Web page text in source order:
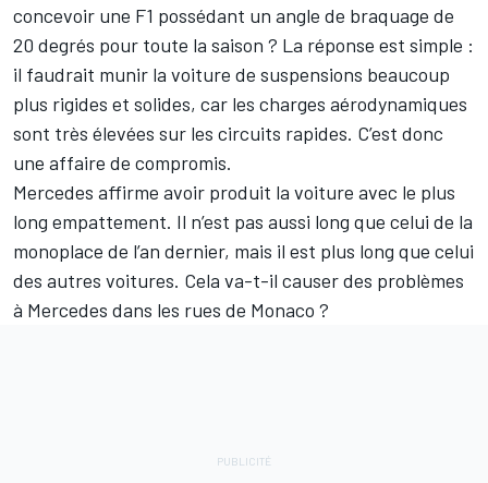
concevoir une F1 possédant un angle de braquage de
20 degrés pour toute la saison ? La réponse est simple :
il faudrait munir la voiture de suspensions beaucoup
plus rigides et solides, car les charges aérodynamiques
sont très élevées sur les circuits rapides. C’est donc
une affaire de compromis.
Mercedes affirme avoir produit la voiture avec le plus
long empattement. Il n’est pas aussi long que celui de la
monoplace de l’an dernier, mais il est plus long que celui
des autres voitures. Cela va-t-il causer des problèmes
à Mercedes dans les rues de Monaco ?